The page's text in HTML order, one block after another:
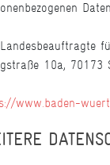
10a, 70173
www.baden-